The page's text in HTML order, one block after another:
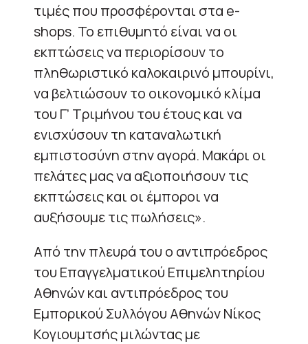
τιμές που προσφέρονται στα e-
shops. Το επιθυμητό είναι να οι
εκπτώσεις να περιορίσουν το
πληθωριστικό καλοκαιρινό μπουρίνι,
να βελτιώσουν το οικονομικό κλίμα
του Γ’ Τριμήνου του έτους και να
ενισχύσουν τη καταναλωτική
εμπιστοσύνη στην αγορά. Μακάρι οι
πελάτες μας να αξιοποιήσουν τις
εκπτώσεις και οι έμποροι να
αυξήσουμε τις πωλήσεις».
Από την πλευρά του ο αντιπρόεδρος
του Επαγγελματικού Επιμελητηρίου
Αθηνών και αντιπρόεδρος του
Εμπορικού Συλλόγου Αθηνών Νίκος
Κογιουμτσής μιλώντας με